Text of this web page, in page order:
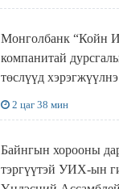
Монголбанк “Койн
компанитай
төслүүд хэрэгжүүлнэ
2 цаг 38 мин
Байнгын хорооны
тэргүүтэй УИХ-ын